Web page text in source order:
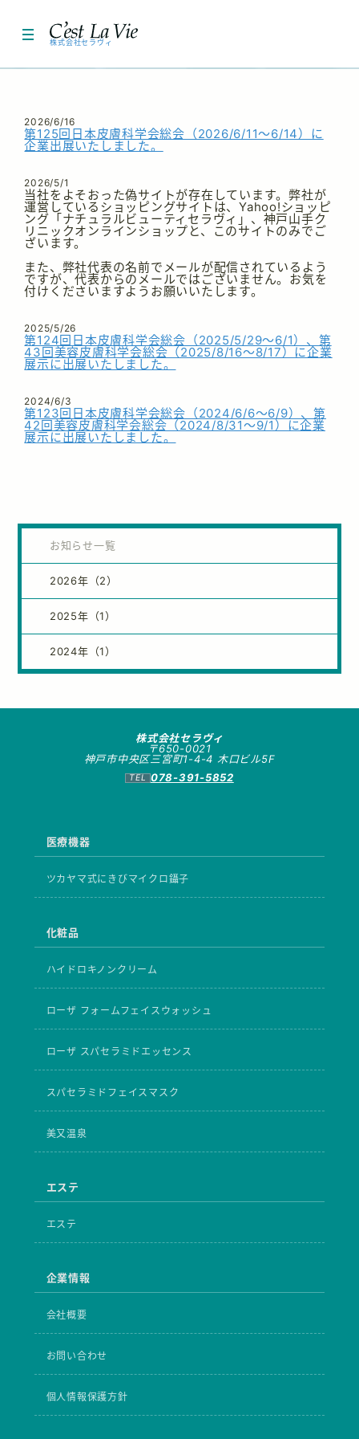
株式会社セラヴィ
エステ
お問い合わせ
会社概要
お知らせ一覧
2026/6/16
第125回日本皮膚科学会総会（2026/6/11～6/14）に
企業出展いたしました。
2026/5/1
当社をよそおった偽サイトが存在しています。弊社が
運営しているショッピングサイトは、Yahoo!ショッピ
ング「ナチュラルビューティセラヴィ」、神戸山手ク
リニックオンラインショップと、このサイトのみでご
ざいます。
また、弊社代表の名前でメールが配信されているよう
ですが、代表からのメールではございません。お気を
付けくださいますようお願いいたします。
2025/5/26
第124回日本皮膚科学会総会（2025/5/29～6/1）、第
43回美容皮膚科学会総会（2025/8/16～8/17）に企業
展示に出展いたしました。
2024/6/3
第123回日本皮膚科学会総会（2024/6/6～6/9）、第
42回美容皮膚科学会総会（2024/8/31～9/1）に企業
展示に出展いたしました。
お知らせ一覧
2026年（2）
2025年（1）
2024年（1）
株式会社セラヴィ
〒650-0021
神戸市中央区三宮町1-4-4 木口ビル5F
078-391-5852
医療機器
ツカヤマ式にきびマイクロ鑷子
化粧品
ハイドロキノンクリーム
ローザ フォームフェイスウォッシュ
ローザ スパセラミドエッセンス
スパセラミドフェイスマスク
美又温泉
エステ
エステ
企業情報
会社概要
お問い合わせ
個人情報保護方針